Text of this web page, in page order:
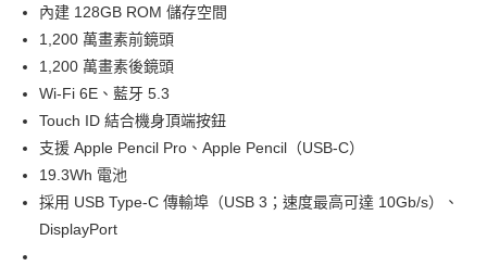
國泰世華商業銀行
臺灣中小企業銀行
匯豐（台灣）商業銀行
聯邦商業銀行
元大商業銀行
玉山商業銀行
星展（台灣）商業銀行
台新國際商業銀行
中國信託商業銀行
台灣樂天信用卡公司
華南商業銀行
上海商業儲蓄銀行
臺灣中小企業銀行
匯豐（台灣）商業銀行
聯邦商業銀行
元大商業銀行
永豐商業銀行
玉山商業銀行
台新國際商業銀行
中國信託商業銀行
台灣樂天信用卡公司
合作金庫商業銀行
華南商業銀行
上海商業儲蓄銀行
國泰世華商業銀行
匯豐（台灣）商業銀行
聯邦商業銀行
遠東國際商業銀行
元大商業銀行
玉山商業銀行
星展（台灣）商業銀行
台新國際商業銀行
數位禮券
LINE Pay
Apple Pay
街口支付
悠遊付
Google Pay
內建 128GB ROM 儲存空間
1,200 萬畫素前鏡頭
1,200 萬畫素後鏡頭
Wi-Fi 6E、藍牙 5.3
Touch ID 結合機身頂端按鈕
支援 Apple Pencil Pro、Apple Pencil（USB‑C）
19.3Wh 電池
採用 USB Type-C 傳輸埠（USB 3；速度最高可達 10Gb/s）、
DisplayPort